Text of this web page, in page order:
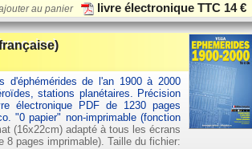
au panier livre électronique TTC 14 €
d'éphémérides de l'an 1900 à 2000
stations planétaires. Précision
électronique PDF de 1230 pages
"0 papier" non-imprimable (fonction
(16x22cm) adapté à tous les écrans
8 pages imprimable). Taille du fichier: